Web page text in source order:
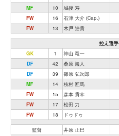
MF
10 城後 寿
FW
16 石津 大介 (Cap.)
FW
13 木戸 皓貴
控え選手
GK
1 神山 竜一
DF
42 桑原 海人
DF
39 篠原 弘次郎
MF
14 枝村 匠馬
FW
15 森本 貴幸
FW
17 松田 力
FW
18 ドゥドゥ
監督 井原 正巳